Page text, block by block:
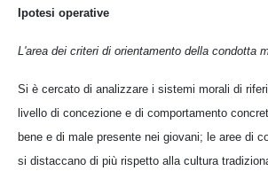
Ipotesi operative
L'area dei criteri di orientamento della condotta
Si è cercato di analizzare i sistemi morali di
livello di concezione e di comportamento
bene e di male presente nei giovani; le aree di
si distaccano di più rispetto alla cultura